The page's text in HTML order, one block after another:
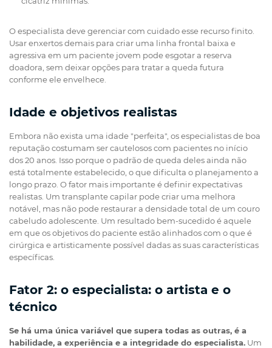
O especialista deve gerenciar com cuidado esse recurso finito.
Usar enxertos demais para criar uma linha frontal baixa e
agressiva em um paciente jovem pode esgotar a reserva
doadora, sem deixar opções para tratar a queda futura
conforme ele envelhece.
Idade e objetivos realistas
Embora não exista uma idade "perfeita", os especialistas de boa
reputação costumam ser cautelosos com pacientes no início
dos 20 anos. Isso porque o padrão de queda deles ainda não
está totalmente estabelecido, o que dificulta o planejamento a
longo prazo. O fator mais importante é definir expectativas
realistas. Um transplante capilar pode criar uma melhora
notável, mas não pode restaurar a densidade total de um couro
cabeludo adolescente. Um resultado bem-sucedido é aquele
em que os objetivos do paciente estão alinhados com o que é
cirúrgica e artisticamente possível dadas as suas características
específicas.
Fator 2: o especialista: o artista e o
técnico
Se há uma única variável que supera todas as outras, é a
habilidade, a experiência e a integridade do especialista. Um